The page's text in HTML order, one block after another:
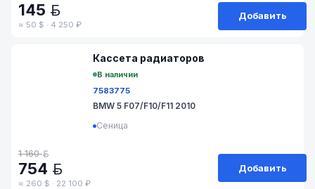
145
≈ 50 $ · 4 250 ₽
Добавить
Кассета радиаторов
В наличии
7583775
BMW 5 F07/F10/F11 2010
Сеница
1 160
754
≈ 260 $ · 22 100 ₽
Добавить